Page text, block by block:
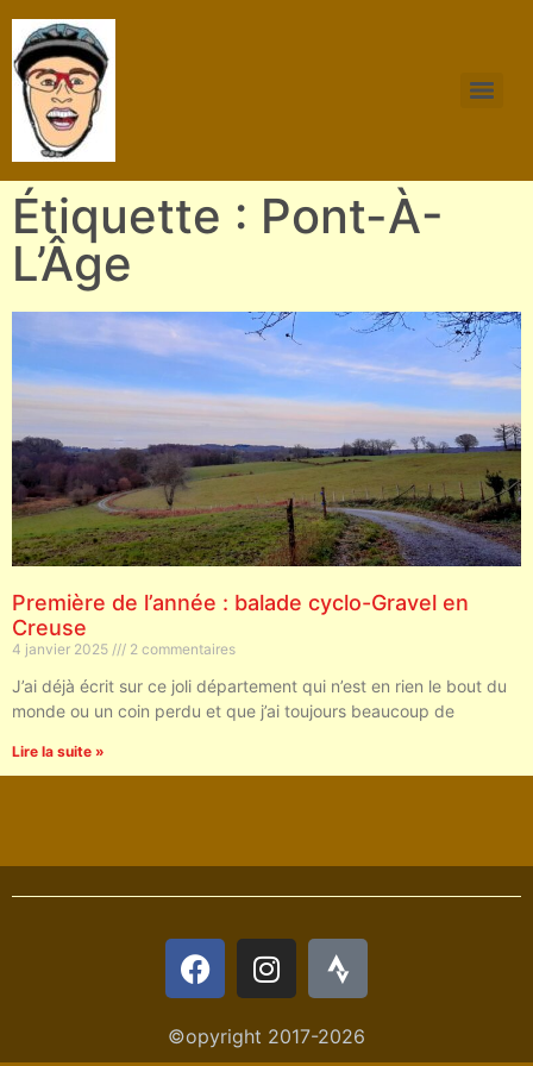
Étiquette : Pont-À-
L’Âge
Première de l’année : balade cyclo-Gravel en
Creuse
4 janvier 2025 2 commentaires
J’ai déjà écrit sur ce joli département qui n’est en rien le bout du
monde ou un coin perdu et que j’ai toujours beaucoup de
Lire la suite »
©opyright 2017-2026